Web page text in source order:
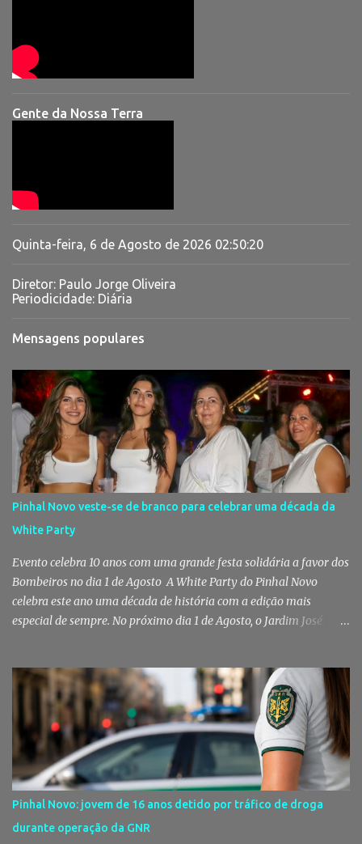
Gente da Nossa Terra
Quinta-feira, 6 de Agosto de 2026 02:50:21
Diretor: Paulo Jorge Oliveira
Periodicidade: Diária
Mensagens populares
Pinhal Novo veste-se de branco para celebrar uma década da
White Party
Evento celebra 10 anos com uma grande festa solidária a favor dos
Bombeiros no dia 1 de Agosto A White Party do Pinhal Novo
celebra este ano uma década de história com a edição mais
especial de sempre. No próximo dia 1 de Agosto, o Jardim José
que parte das receitas reverterá para a Associação Humanitária
dos Bombeiros Voluntários do Pinhal Novo, reforçando o espírito
comunitário que sempre distinguiu este evento. O branco é a cor
essencial da festa de 1 de Agosto no Pinhal Novo 10 anos depois da
primeira edição, a White Party continua a ser muito mais do que
uma pista de dança ao ar livre. É um ponto de encontro entre
gerações, um momento de reencontro entre amigos e famílias,
mas também o reflexo daquilo que distingue o Pinhal Novo: a
capacidade de transformar uma ideia simples numa tradição que
Pinhal Novo: jovem de 16 anos detido por tráfico de droga
durante operação da GNR